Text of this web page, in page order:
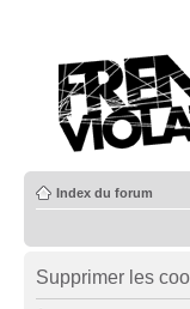
Index du forum
Supprimer les